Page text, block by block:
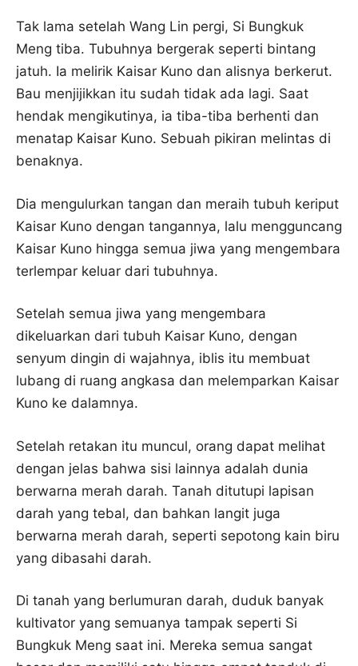
Tak lama setelah Wang Lin pergi, Si Bungkuk
Meng tiba. Tubuhnya bergerak seperti bintang
jatuh. Ia melirik Kaisar Kuno dan alisnya berkerut.
Bau menjijikkan itu sudah tidak ada lagi. Saat
hendak mengikutinya, ia tiba-tiba berhenti dan
menatap Kaisar Kuno. Sebuah pikiran melintas di
benaknya.
Dia mengulurkan tangan dan meraih tubuh keriput
Kaisar Kuno dengan tangannya, lalu mengguncang
Kaisar Kuno hingga semua jiwa yang mengembara
terlempar keluar dari tubuhnya.
Setelah semua jiwa yang mengembara
dikeluarkan dari tubuh Kaisar Kuno, dengan
senyum dingin di wajahnya, iblis itu membuat
lubang di ruang angkasa dan melemparkan Kaisar
Kuno ke dalamnya.
Setelah retakan itu muncul, orang dapat melihat
dengan jelas bahwa sisi lainnya adalah dunia
berwarna merah darah. Tanah ditutupi lapisan
darah yang tebal, dan bahkan langit juga
berwarna merah darah, seperti sepotong kain biru
yang dibasahi darah.
Di tanah yang berlumuran darah, duduk banyak
kultivator yang semuanya tampak seperti Si
Bungkuk Meng saat ini. Mereka semua sangat